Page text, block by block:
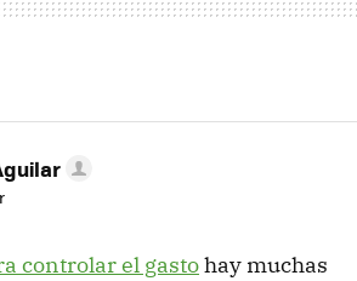
controlar el gastohay muchas